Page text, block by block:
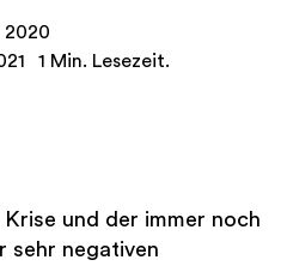
2020
1 Min. Lesezeit.
und der immer noch
sehr negativen